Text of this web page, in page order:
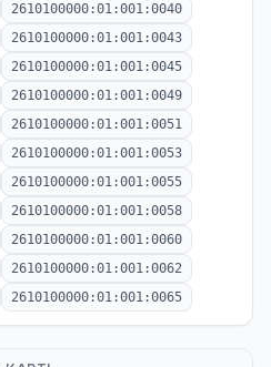
2610100000:01:001:0040
2610100000:01:001:0043
2610100000:01:001:0045
2610100000:01:001:0049
2610100000:01:001:0051
2610100000:01:001:0053
2610100000:01:001:0055
2610100000:01:001:0058
2610100000:01:001:0060
2610100000:01:001:0062
2610100000:01:001:0065